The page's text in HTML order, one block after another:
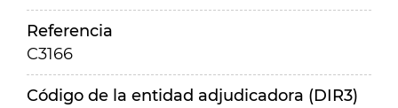
Referencia
C3166
Código de la entidad adjudicadora (DIR3)